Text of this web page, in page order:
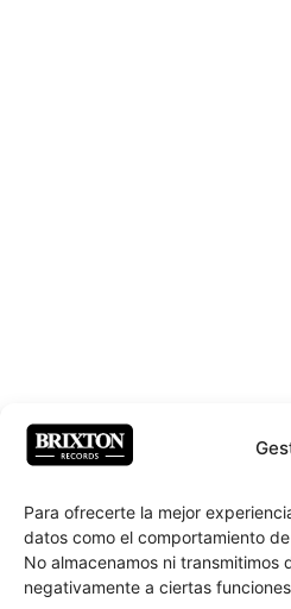
Para ofrecerte la mejor
datos como el comportamiento
No almacenamos ni
negativamente a ciertas